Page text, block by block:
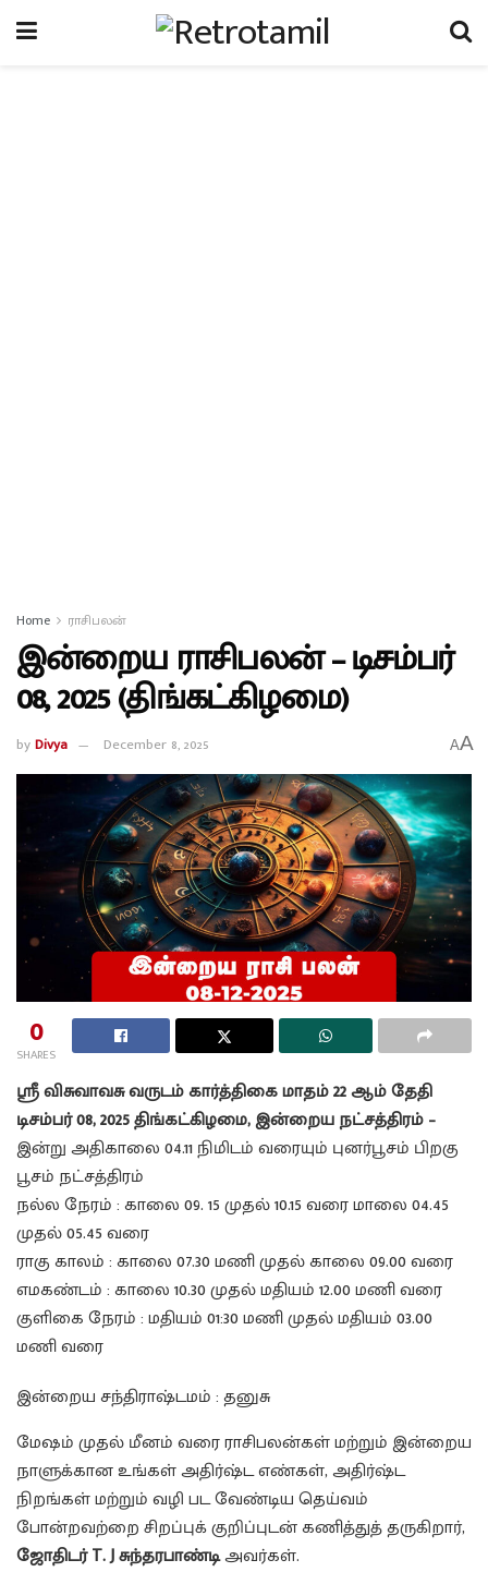
Home ராசிபலன்
இன்றைய ராசிபலன் – டிசம்பர்
08, 2025 (திங்கட்கிழமை)
byDivya December 8, 2025 AA
0
SHARES
ஸ்ரீ விசுவாவசு வருடம் கார்த்திகை மாதம் 22 ஆம் தேதி
டிசம்பர் 08, 2025 திங்கட்கிழமை, இன்றைய நட்சத்திரம் –
இன்று அதிகாலை 04.11 நிமிடம் வரையும் புனர்பூசம் பிறகு
பூசம் நட்சத்திரம்
நல்ல நேரம் : காலை 09. 15 முதல் 10.15 வரை மாலை 04.45
முதல் 05.45 வரை
ராகு காலம் : காலை 07.30 மணி முதல் காலை 09.00 வரை
எமகண்டம் : காலை 10.30 முதல் மதியம் 12.00 மணி வரை
குளிகை நேரம் : மதியம் 01:30 மணி முதல் மதியம் 03.00
மணி வரை
இன்றைய சந்திராஷ்டமம் : தனுசு
மேஷம் முதல் மீனம் வரை ராசிபலன்கள் மற்றும் இன்றைய
நாளுக்கான உங்கள் அதிர்ஷ்ட எண்கள், அதிர்ஷ்ட
நிறங்கள் மற்றும் வழி பட வேண்டிய தெய்வம்
போன்றவற்றை சிறப்புக் குறிப்புடன் கணித்துத் தருகிறார்,
ஜோதிடர் T. J சுந்தரபாண்டிஅவர்கள்.